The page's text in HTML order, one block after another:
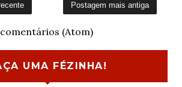
Postagem mais antiga
(Atom)
UMA FÉZINHA!